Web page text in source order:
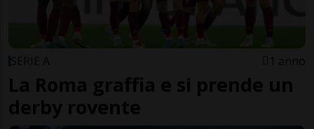
SERIE A 1 anno
La Roma graffia e si prende un
derby rovente